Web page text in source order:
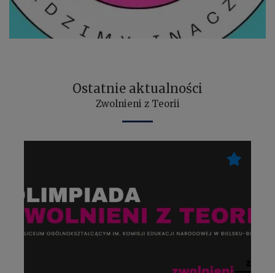
Ostatnie aktualności
Zwolnieni z Teorii